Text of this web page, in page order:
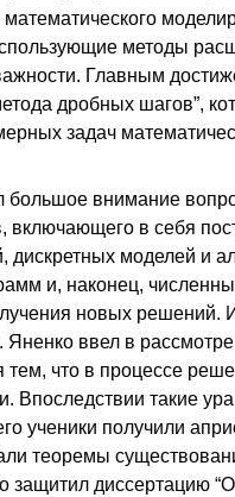
математического
методы
Главным
дробных шагов”,
задач
большое внимание
включающего в себя
моделей и
и, наконец,
новых решений.
ввел в
что в процессе
Впоследствии такие
ученики получили
теоремы
защитил диссертацию